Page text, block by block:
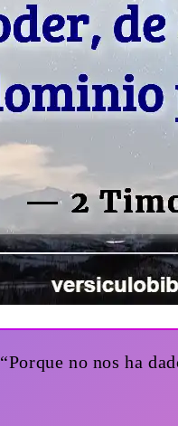
“Porque no nos ha